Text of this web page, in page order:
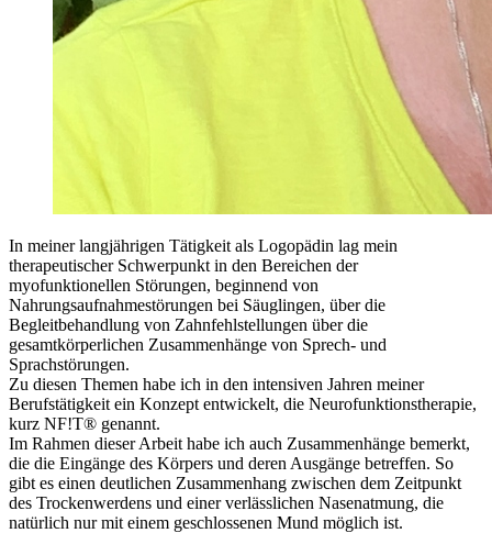
In meiner langjährigen Tätigkeit als Logopädin lag mein
therapeutischer Schwerpunkt in den Bereichen der
myofunktionellen Störungen, beginnend von
Nahrungsaufnahmestörungen bei Säuglingen, über die
Begleitbehandlung von Zahnfehlstellungen über die
gesamtkörperlichen Zusammenhänge von Sprech- und
Sprachstörungen.
Zu diesen Themen habe ich in den intensiven Jahren meiner
Berufstätigkeit ein Konzept entwickelt, die Neurofunktionstherapie,
kurz NF!T® genannt.
Im Rahmen dieser Arbeit habe ich auch Zusammenhänge bemerkt,
die die Eingänge des Körpers und deren Ausgänge betreffen. So
gibt es einen deutlichen Zusammenhang zwischen dem Zeitpunkt
des Trockenwerdens und einer verlässlichen Nasenatmung, die
natürlich nur mit einem geschlossenen Mund möglich ist.